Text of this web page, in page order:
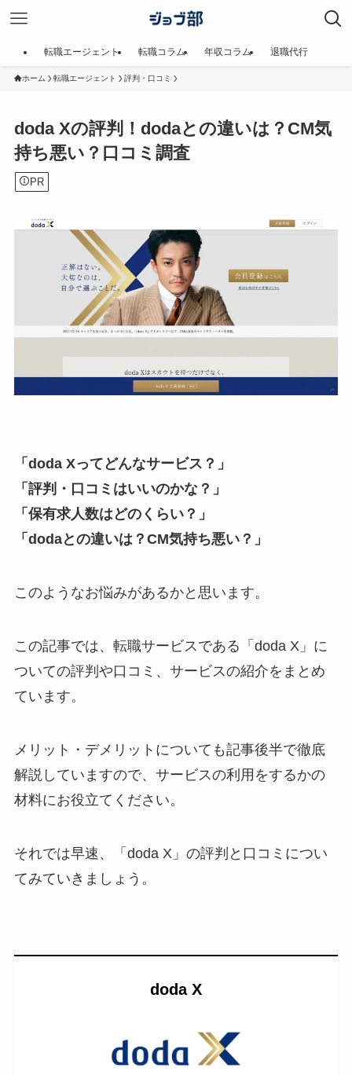
転職エージェント 転職コラム 年収コラム 退職代行
ホーム 転職エージェント 評判・口コミ
doda Xの評判！dodaとの違いは？CM気
持ち悪い？口コミ調査
PR
「doda Xってどんなサービス？」
「評判・口コミはいいのかな？」
「保有求人数はどのくらい？」
「dodaとの違いは？CM気持ち悪い？」
このようなお悩みがあるかと思います。
この記事では、転職サービスである「doda X」に
ついての評判や口コミ、サービスの紹介をまとめ
ています。
メリット・デメリットについても記事後半で徹底
解説していますので、サービスの利用をするかの
材料にお役立てください。
それでは早速、「doda X」の評判と口コミについ
てみていきましょう。
doda X